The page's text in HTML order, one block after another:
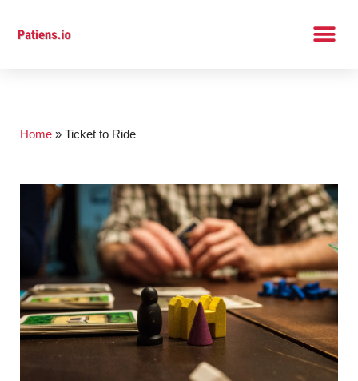
Hoppa
Home » Ticket to Ride